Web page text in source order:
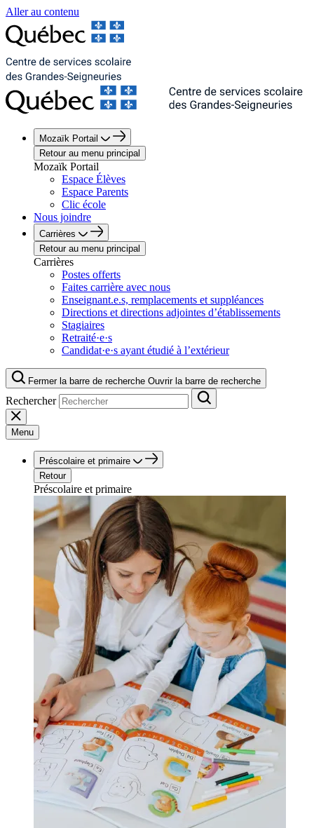
Aller au contenu
Mozaïk Portail
Retour au menu principal
Mozaïk Portail
Espace Élèves
Espace Parents
Clic école
Nous joindre
Carrières
Retour au menu principal
Carrières
Postes offerts
Faites carrière avec nous
Enseignant.e.s, remplacements et suppléances
Directions et directions adjointes d’établissements
Stagiaires
Retraité·e·s
Candidat·e·s ayant étudié à l’extérieur
Fermer la barre de recherche Ouvrir la barre de recherche
Rechercher
Menu
Préscolaire et primaire
Retour
Préscolaire et primaire